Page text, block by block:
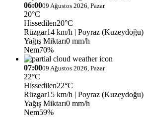
06:0009 Ağustos 2026, Pazar
20°C
Hissedilen20°C
Rüzgar14 km/h | Poyraz (Kuzeydoğu)
Yağış Miktarı0 mm/h
Nem70%
07:0009 Ağustos 2026, Pazar
22°C
Hissedilen22°C
Rüzgar15 km/h | Poyraz (Kuzeydoğu)
Yağış Miktarı0 mm/h
Nem59%